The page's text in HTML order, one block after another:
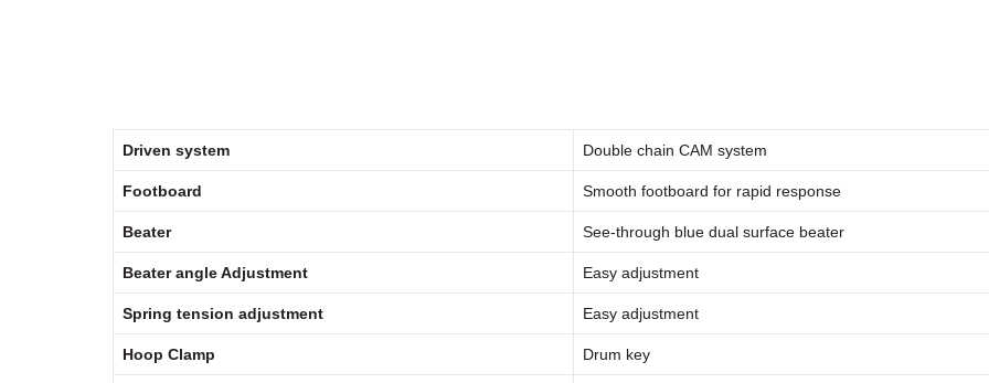
Driven system Double chain CAM system
Footboard Smooth footboard for rapid response
Beater See-through blue dual surface beater
Beater angle Adjustment Easy adjustment
Spring tension adjustment Easy adjustment
Hoop Clamp Drum key